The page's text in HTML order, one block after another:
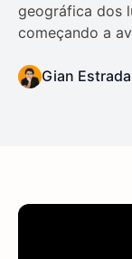
geográfica dos
começando a
Gian Estrada